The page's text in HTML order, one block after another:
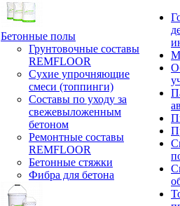
Бетонные полы
Грунтовочные составы
REMFLOOR
Сухие упрочняющие
смеси (топпинги)
Составы по уходу за
свежевыложенным
бетоном
Ремонтные составы
REMFLOOR
Бетонные стяжки
Фибра для бетона